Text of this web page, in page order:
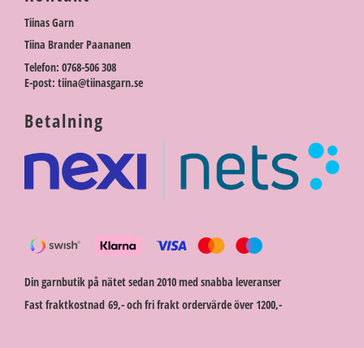
Tiinas Garn
Tiina Brander Paananen
Telefon: 0768-506 308
E-post: tiina@tiinasgarn.se
Betalning
Din garnbutik på nätet sedan 2010 med snabba leveranser
Fast fraktkostnad 69,- och fri frakt ordervärde över 1200,-